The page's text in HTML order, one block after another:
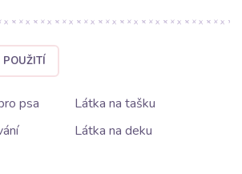
POUŽITÍ
psa
Látka na tašku
Látka na deku